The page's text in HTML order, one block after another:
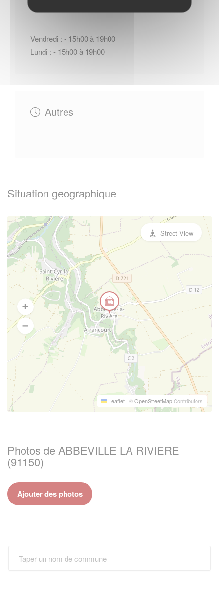
Vendredi : - 15h00 à 19h00
Lundi : - 15h00 à 19h00
Autres
Situation geographique
Leaflet | ©OpenStreetMapContributors
Street View
Photos de ABBEVILLE LA RIVIERE
(91150)
Ajouter des photos